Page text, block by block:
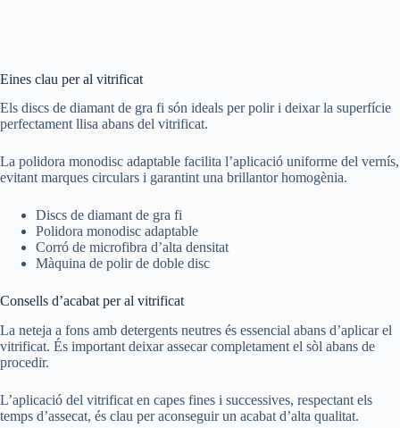
Eines clau per al vitrificat
Els discs de diamant de gra fi són ideals per polir i deixar la superfície
perfectament llisa abans del vitrificat.
La polidora monodisc adaptable facilita l’aplicació uniforme del vernís,
evitant marques circulars i garantint una brillantor homogènia.
Discs de diamant de gra fi
Polidora monodisc adaptable
Corró de microfibra d’alta densitat
Màquina de polir de doble disc
Consells d’acabat per al vitrificat
La neteja a fons amb detergents neutres és essencial abans d’aplicar el
vitrificat. És important deixar assecar completament el sòl abans de
procedir.
L’aplicació del vitrificat en capes fines i successives, respectant els
temps d’assecat, és clau per aconseguir un acabat d’alta qualitat.